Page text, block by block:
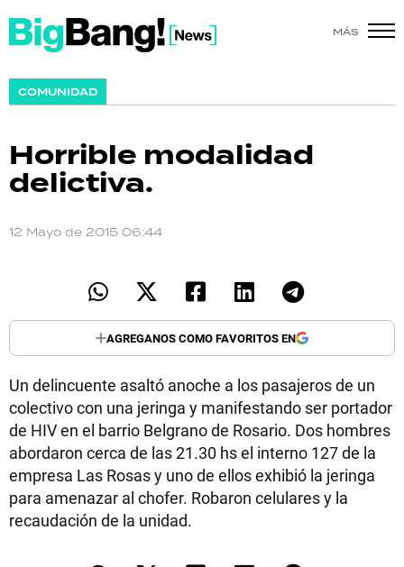
MÁS
COMUNIDAD
Horrible modalidad
delictiva.
12 Mayo de 2015 06:44
AGREGANOS COMO FAVORITOS EN
Un delincuente asaltó anoche a los pasajeros de un
colectivo con una jeringa y manifestando ser portador
de HIV en el barrio Belgrano de Rosario. Dos hombres
abordaron cerca de las 21.30 hs el interno 127 de la
empresa Las Rosas y uno de ellos exhibió la jeringa
para amenazar al chofer. Robaron celulares y la
recaudación de la unidad.
SHOW
ACTUALIDAD
GRAN HERMANO
SALUD
DEPORTES
TECNOLOGÍA
RECETAS